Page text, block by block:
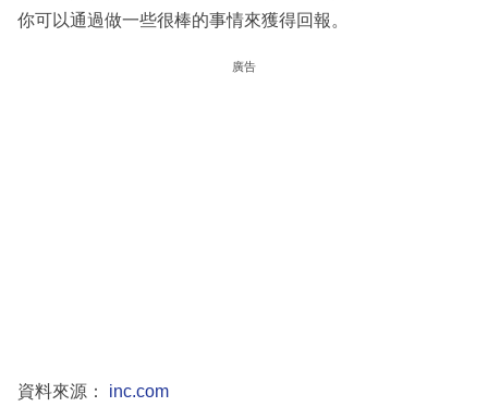
你可以通過做一些很棒的事情來獲得回報。
廣告
資料來源： inc.com